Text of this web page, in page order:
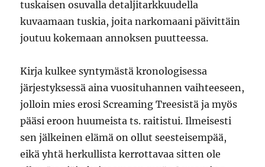
tuskaisen osuvalla detaljitarkkuudella
kuvaamaan tuskia, joita narkomaani päivittäin
joutuu kokemaan annoksen puutteessa.
Kirja kulkee syntymästä kronologisessa
järjestyksessä aina vuosituhannen vaihteeseen,
jolloin mies erosi Screaming Treesistä ja myös
pääsi eroon huumeista ts. raitistui. Ilmeisesti
sen jälkeinen elämä on ollut seesteisempää,
eikä yhtä herkullista kerrottavaa sitten ole